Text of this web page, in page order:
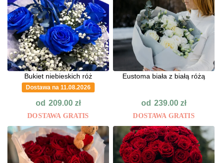
Bukiet niebieskich róż
Dostawa na 11.08.2026
od 209.00 zł
DOSTAWA GRATIS
Eustoma biała z białą różą
od 239.00zł
DOSTAWA GRATIS